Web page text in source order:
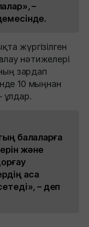
–
жүргізілген
нәтижелері
зардап
10 мыңнан
ұлдар.
балаларға
және
аса
– деп